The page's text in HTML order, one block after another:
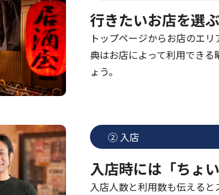
行きたいお店を選ぶ
トップページからお店のエ
典はお店によって利用でき
ょう。
② 入店
入店時には「ちょ
入店人数と利用数も伝えると